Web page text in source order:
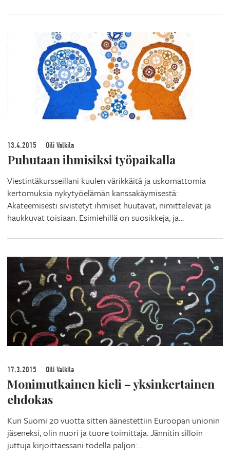
13.4.2015 Oili Valkila
Puhutaan ihmisiksi työpaikalla
Viestintäkursseillani kuulen värikkäitä ja uskomattomia
kertomuksia nykytyöelämän kanssakäymisestä:
Akateemisesti sivistetyt ihmiset huutavat, nimittelevät ja
haukkuvat toisiaan. Esimiehillä on suosikkeja, ja…
17.3.2015 Oili Valkila
Monimutkainen kieli – yksinkertainen
ehdokas
Kun Suomi 20 vuotta sitten äänestettiin Euroopan unionin
jäseneksi, olin nuori ja tuore toimittaja. Jännitin silloin
juttuja kirjoittaessani todella paljon:…